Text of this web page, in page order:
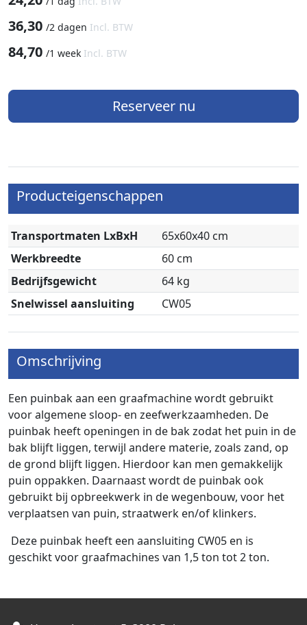
36,30 /2 dagen Incl. BTW
84,70 /1 week Incl. BTW
Reserveer nu
Producteigenschappen
Transportmaten LxBxH
65x60x40 cm
Werkbreedte
60 cm
Bedrijfsgewicht
64 kg
Snelwissel aansluiting
CW05
Omschrijving
Een puinbak aan een graafmachine wordt gebruikt
voor algemene sloop- en zeefwerkzaamheden. De
puinbak heeft openingen in de bak zodat het puin in de
bak blijft liggen, terwijl andere materie, zoals zand, op
de grond blijft liggen. Hierdoor kan men gemakkelijk
puin oppakken. Daarnaast wordt de puinbak ook
gebruikt bij opbreekwerk in de wegenbouw, voor het
verplaatsen van puin, straatwerk en/of klinkers.
Deze puinbak heeft een aansluiting CW05 en is
geschikt voor graafmachines van 1,5 ton tot 2 ton.